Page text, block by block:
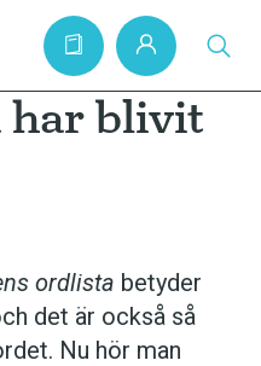
har blivit
ordlista betyder
det är också så
Nu hör man